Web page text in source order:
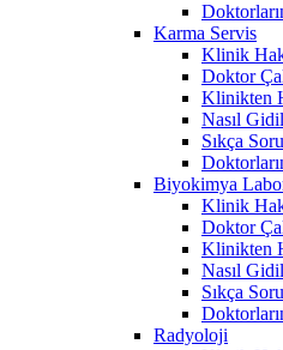
Karma Servis
Klinik
Doktor
Klinikten
Nasıl
Sıkça
Biyokimya
Klinik
Doktor
Klinikten
Nasıl
Sıkça
Radyoloji